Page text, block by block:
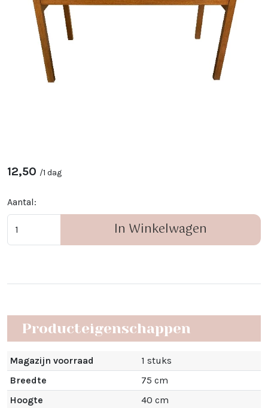
12,50 /1 dag
Aantal:
In Winkelwagen
Producteigenschappen
Magazijn voorraad
1 stuks
Breedte
75 cm
Hoogte
40 cm